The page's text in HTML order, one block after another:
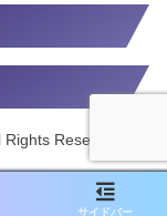
Reserved.
サイドバー